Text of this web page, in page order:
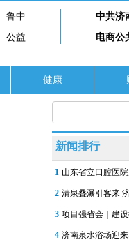
鲁中
公益
中共济
电商公
健康
新闻排行
1 山东省立口腔医
2 清泉叠瀑引客来
3 项目强省会｜建
4 济南泉水浴场迎